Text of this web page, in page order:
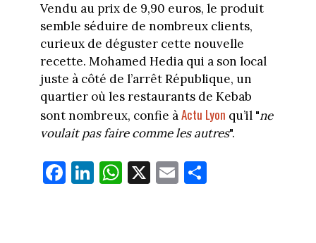
Vendu au prix de 9,90 euros, le produit
semble séduire de nombreux clients,
curieux de déguster cette nouvelle
recette. Mohamed Hedia qui a son local
juste à côté de l’arrêt République, un
quartier où les restaurants de Kebab
sont nombreux, confie àActu Lyon qu’il "ne
voulait pas faire comme les autres".
Fa
ce
Li
nk
W
ha
X E
m
Pa
rt